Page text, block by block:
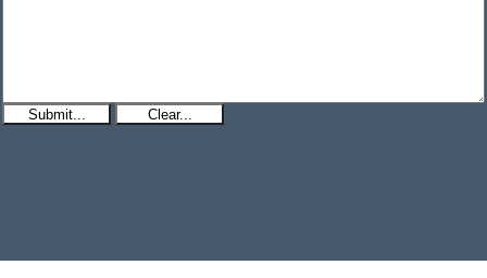
Submit... Clear...